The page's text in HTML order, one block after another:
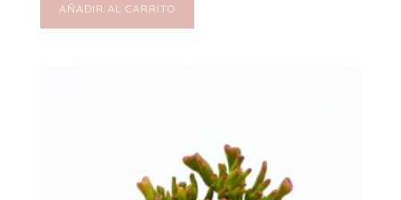
AÑADIR AL CARRITO